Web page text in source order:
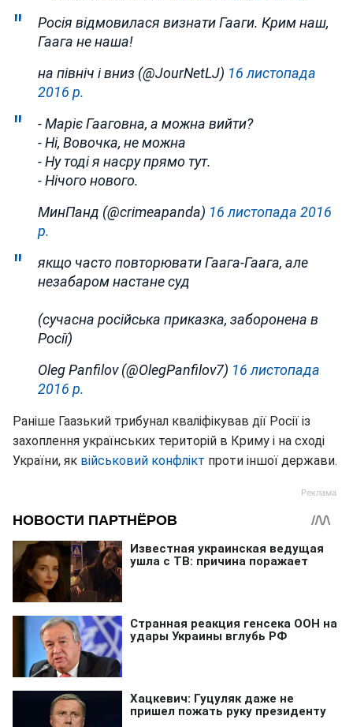
Росія відмовилася визнати Гааги. Крим наш,
Гаага не наша!
на північ і вниз (@JourNetLJ) 16 листопада
2016 р.
- Маріє Гааговна, а можна вийти?
- Ні, Вовочка, не можна
- Ну тоді я насру прямо тут.
- Нічого нового.
МинПанд (@crimeapanda) 16 листопада 2016
р.
якщо часто повторювати Гаага-Гаага, але
незабаром настане суд
(сучасна російська приказка, заборонена в
Росії)
Oleg Panfilov (@OlegPanfilov7) 16 листопада
2016 р.
Раніше Гаазький трибунал кваліфікував дії Росії із
захоплення українських територій в Криму і на сході
України, як військовий конфлікт проти іншої держави.